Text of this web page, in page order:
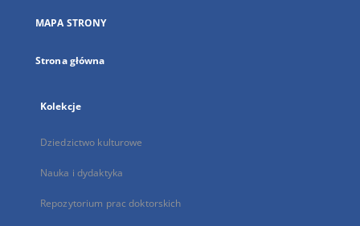
karcie
MAPA STRONY
Strona główna
Kolekcje
Dziedzictwo kulturowe
Nauka i dydaktyka
Repozytorium prac doktorskich